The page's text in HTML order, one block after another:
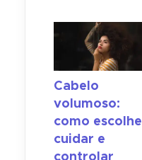
Cabelo
volumoso:
como
cuidar e
controlar